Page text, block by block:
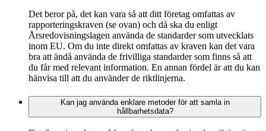
Det beror på, det kan vara så att ditt företag omfattas av
rapporteringskraven (se ovan) och då ska du enligt
Årsredovisningslagen använda de standarder som utvecklats
inom EU. Om du inte direkt omfattas av kraven kan det vara
bra att ändå använda de frivilliga standarder som finns så att
du får med relevant information. En annan fördel är att du kan
hänvisa till att du använder de riktlinjerna.
Kan jag använda enklare metoder för att samla in
hållbarhetsdata?